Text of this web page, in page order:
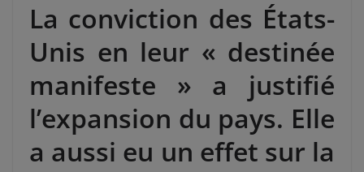
La conviction des États-
Unis en leur « destinée
manifeste » a justifié
l’expansion du pays. Elle
a aussi eu un effet sur la